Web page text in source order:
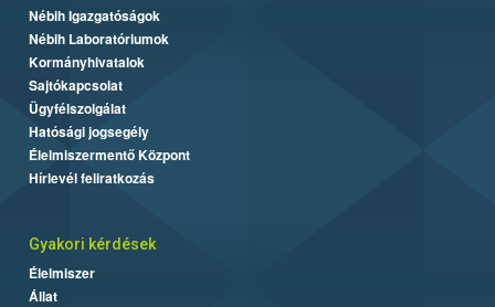
Nébih Igazgatóságok
Nébih Laboratóriumok
Kormányhivatalok
Sajtókapcsolat
Ügyfélszolgálat
Hatósági jogsegély
Élelmiszermentő Központ
Hírlevél feliratkozás
Gyakori kérdések
Élelmiszer
Állat